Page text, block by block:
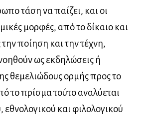
τάση να παίζει, και οι
μορφές, από το δίκαιο και
ποίηση και την τέχνη,
ως εκδηλώσεις ή
θεμελιώδους ορμής προς το
το πρίσμα τούτο αναλύεται
εθνολογικού και φιλολογικού